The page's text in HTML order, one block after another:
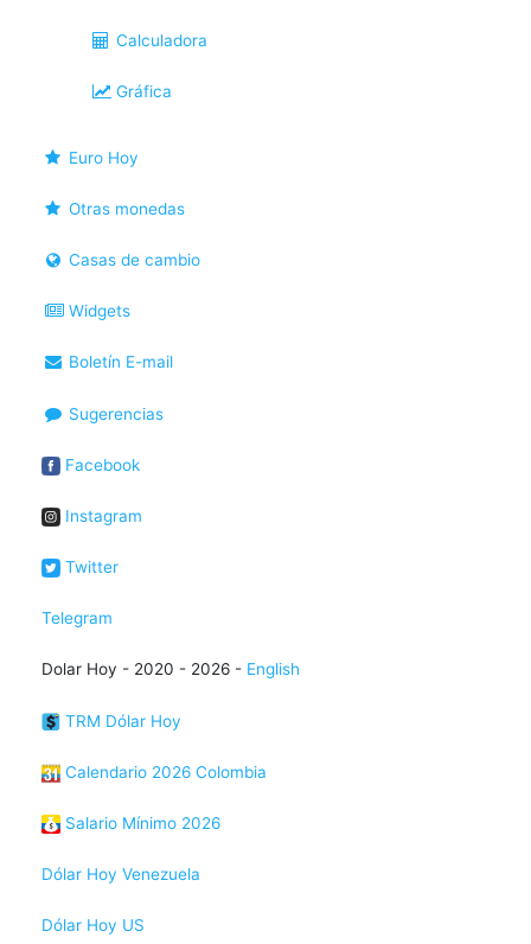
Calculadora
Gráfica
Euro Hoy
Otras monedas
Casas de cambio
Widgets
Boletín E-mail
Sugerencias
Facebook
Instagram
Twitter
Telegram
Dolar Hoy - 2020 - 2026 - English
TRM Dólar Hoy
Calendario 2026 Colombia
Salario Mínimo 2026
Dólar Hoy Venezuela
Dólar Hoy US